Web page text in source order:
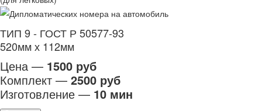
ТИП 9 - ГОСТ Р 50577-93
520мм х 112мм
Цена — 1500 руб
Комплект — 2500 руб
Изготовление — 10 мин